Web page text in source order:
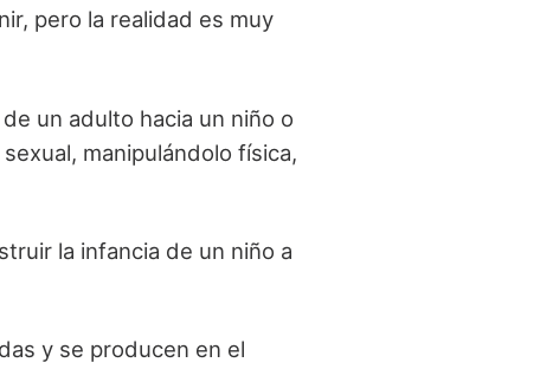
pero la realidad es muy
un adulto hacia un niño o
manipulándolo física,
la infancia de un niño a
y se producen en el